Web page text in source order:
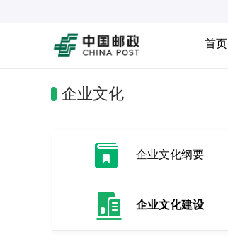
首页
企业文化
企业文化纲要
企业文化建设